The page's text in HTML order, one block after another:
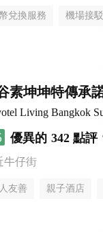
兌換服務 機場接
素坤坤特傳承
Living Bangkok
優異的 342 點評
牛仔街
友善 親子酒店